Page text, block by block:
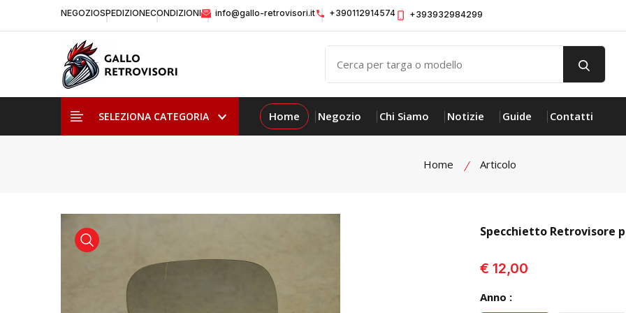
NEGOZIOSPEDIZIONECONDIZIONI info@gallo-retrovisori.it +390112914574 +393932984299
SELEZIONA CATEGORIA Home Negozio Chi Siamo Notizie Guide Contatti
Home Articolo
visualizza prodotto
Specchietto Retrovisore
€ 12,00
Anno :